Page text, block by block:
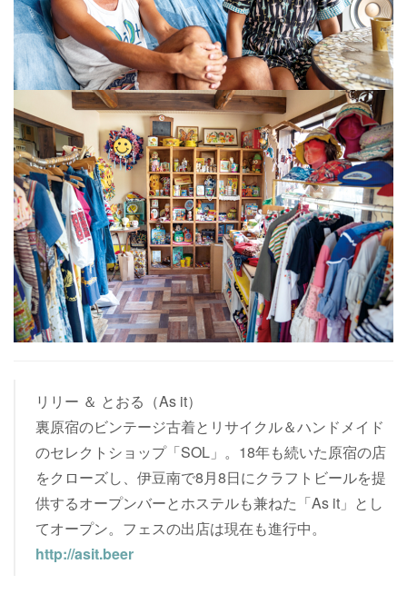
リリー ＆ とおる（As it）
裏原宿のビンテージ古着とリサイクル＆ハンドメイド
のセレクトショップ「SOL」。18年も続いた原宿の店
をクローズし、伊豆南で8月8日にクラフトビールを提
供するオープンバーとホステルも兼ねた「As it」とし
てオープン。フェスの出店は現在も進行中。
http://asit.beer